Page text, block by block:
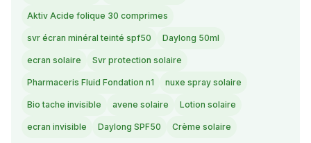
Aktiv Acide folique 30 comprimes
svr écran minéral teinté spf50 Daylong 50ml
ecran solaire Svr protection solaire
Pharmaceris Fluid Fondation n1 nuxe spray solaire
Bio tache invisible avene solaire Lotion solaire
ecran invisible Daylong SPF50 Crème solaire